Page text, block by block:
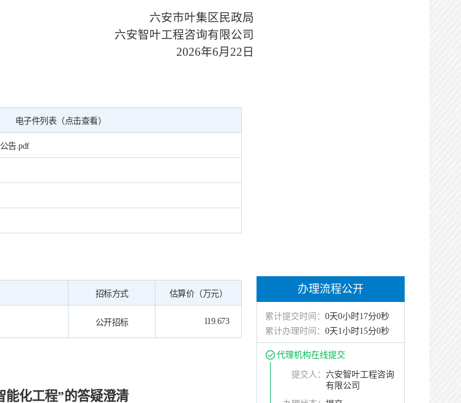
六安市叶集区民政局
六安智叶工程咨询有限公司
2026年6月 22日
电子件列表（点击查看）
告.pdf
招标方式 估算价（万元）
公开招标 119.673
能化工程”的答疑澄清
办理流程公开
累计提交时间： 0天0小时17分0秒
累计办理时间： 0天1小时15分0秒
代理机构在线提交
提交人： 六安智叶工程咨询
有限公司